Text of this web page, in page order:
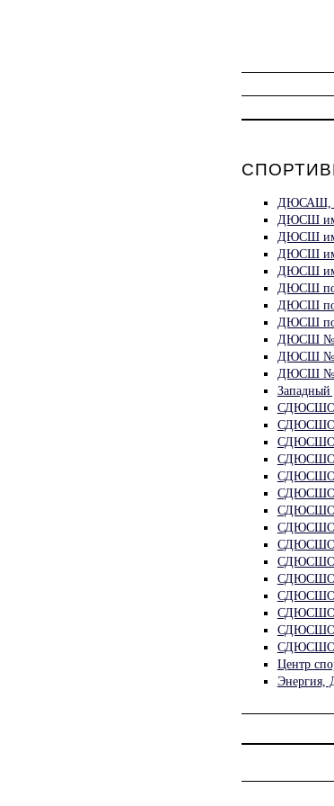
ДЮСАШ,
ДЮСШ им.
ДЮСШ им.
ДЮСШ им.
ДЮСШ им.
ДЮСШ по
ДЮСШ по
ДЮСШ по
ДЮСШ №1
ДЮСШ №1,
ДЮСШ №2,
Западный
СДЮСШОР
СДЮСШОР
СДЮСШОР
СДЮСШОР
СДЮСШОР
СДЮСШОР
СДЮСШОР
СДЮСШОР
СДЮСШОР
СДЮСШОР
СДЮСШОР
СДЮСШОР
СДЮСШОР
СДЮСШОР
Центр